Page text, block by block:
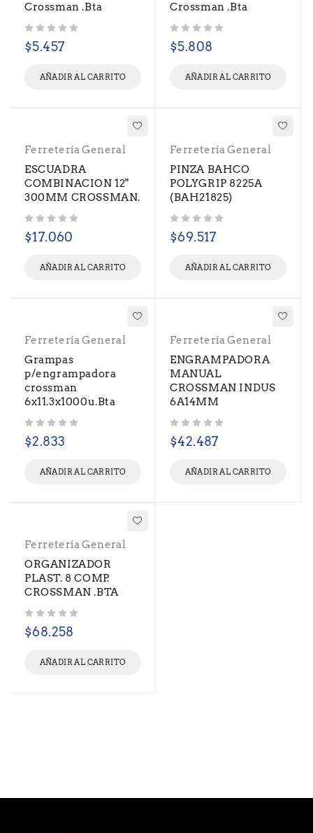
Crossman .Bta
$5.457
AÑADIR AL CARRITO
Crossman .Bta
$5.808
AÑADIR AL CARRITO
Ferretería General
ESCUADRA
COMBINACION 12"
300MM CROSSMAN.
$17.060
AÑADIR AL CARRITO
Ferretería General
PINZA BAHCO
POLYGRIP 8225A
(BAH21825)
$69.517
AÑADIR AL CARRITO
Ferretería General
Grampas
p/engrampadora
crossman
6x11.3x1000u.Bta
$2.833
AÑADIR AL CARRITO
Ferretería General
ENGRAMPADORA
MANUAL
CROSSMAN INDUS
6A14MM
$42.487
AÑADIR AL CARRITO
Ferretería General
ORGANIZADOR
PLAST. 8 COMP.
CROSSMAN .BTA
$68.258
AÑADIR AL CARRITO